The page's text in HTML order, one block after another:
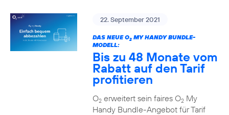
22. September 2021
DAS NEUE O2MY HANDY BUNDLE-
MODELL:
Bis zu 48 Monate vom
Rabatt auf den Tarif
profitieren
O2erweitert sein faires O2My
Handy Bundle-Angebot für Tarif